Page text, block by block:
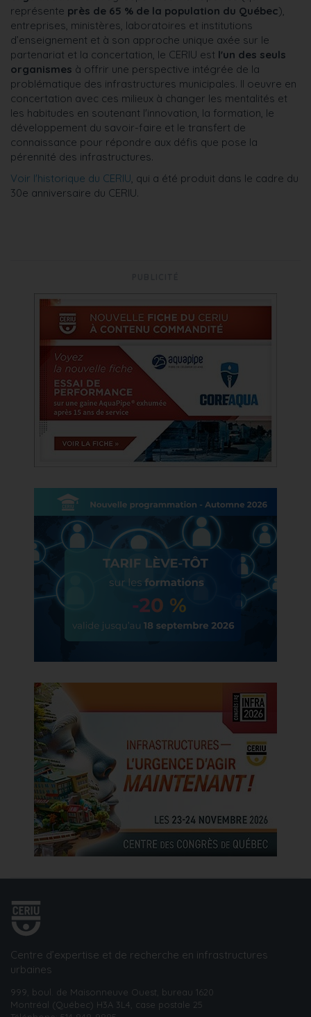
représente près de 65 % de la population du Québec),
entreprises, ministères, laboratoires et institutions
d’enseignement et à son approche unique axée sur le
partenariat et la concertation, le CERIU est l'un des seuls
organismes à offrir une perspective intégrée de la
problématique des infrastructures municipales. Il oeuvre en
concertation avec ces milieux à changer les mentalités et
les habitudes en soutenant l'innovation, la formation, le
développement du savoir-faire et le transfert de
connaissance pour répondre aux défis que pose la
pérennité des infrastructures.
Voir l'historique du CERIU, qui a été produit dans le cadre du
30e anniversaire du CERIU.
Centre d’expertise et de recherche en infrastructures
urbaines
999, boul. de Maisonneuve Ouest, bureau 1620
Montréal (Québec) H3A 3L4, case postale 25